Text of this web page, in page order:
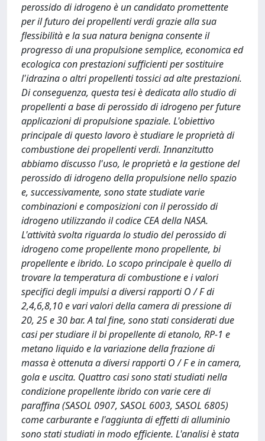
perossido di idrogeno è un candidato promettente
per il futuro dei propellenti verdi grazie alla sua
flessibilità e la sua natura benigna consente il
progresso di una propulsione semplice, economica ed
ecologica con prestazioni sufficienti per sostituire
l'idrazina o altri propellenti tossici ad alte prestazioni.
Di conseguenza, questa tesi è dedicata allo studio di
propellenti a base di perossido di idrogeno per future
applicazioni di propulsione spaziale. L'obiettivo
principale di questo lavoro è studiare le proprietà di
combustione dei propellenti verdi. Innanzitutto
abbiamo discusso l'uso, le proprietà e la gestione del
perossido di idrogeno della propulsione nello spazio
e, successivamente, sono state studiate varie
combinazioni e composizioni con il perossido di
idrogeno utilizzando il codice CEA della NASA.
L'attività svolta riguarda lo studio del perossido di
idrogeno come propellente mono propellente, bi
propellente e ibrido. Lo scopo principale è quello di
trovare la temperatura di combustione e i valori
specifici degli impulsi a diversi rapporti O / F di
2,4,6,8,10 e vari valori della camera di pressione di
20, 25 e 30 bar. A tal fine, sono stati considerati due
casi per studiare il bi propellente di etanolo, RP-1 e
metano liquido e la variazione della frazione di
massa è ottenuta a diversi rapporti O / F e in camera,
gola e uscita. Quattro casi sono stati studiati nella
condizione propellente ibrido con varie cere di
paraffina (SASOL 0907, SASOL 6003, SASOL 6805)
come carburante e l'aggiunta di effetti di alluminio
sono stati studiati in modo efficiente. L'analisi è stata